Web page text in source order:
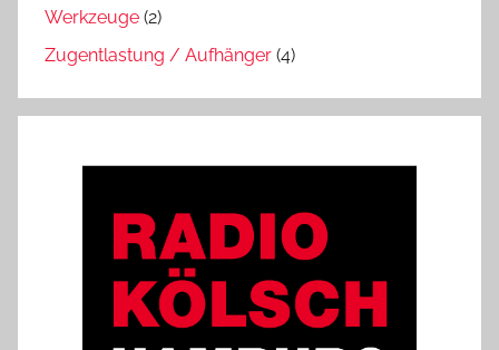
Werkzeuge (2)
Zugentlastung / Aufhänger (4)